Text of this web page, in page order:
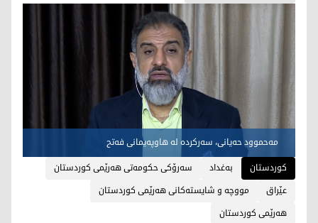
مه‌حموود حه‌یانی، سه‌ركرده‌ له‌ هاوپه‌یمانی فه‌تح
کوردستان
به‌غداد
سه‌رۆكی حكومه‌تی هه‌رێمی كوردستان
عێراق
مووچه‌ و شایسته‌كانی هه‌رێمی كوردستان
هه‌رێمی كوردستان